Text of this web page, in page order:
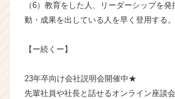
（6）教育をした人、リーダーシップを
動・成果を出している人を早く登用する。
【ー続くー】
23年卒向け会社説明会開催中★
先輩社員や社長と話せるオンライン座談